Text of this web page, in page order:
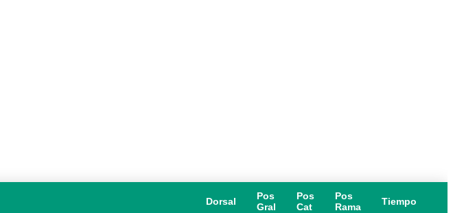
Dorsal
Pos
Gral
Pos
Cat
Pos
Rama
Tiempo